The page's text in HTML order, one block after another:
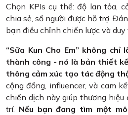
Chọn KPIs cụ thể: độ lan tỏa,
chia sẻ, số người được hỗ trợ.
bạn điều chỉnh chiến lược và duy
“Sữa Kun Cho Em” không chỉ
thành công - nó là bản thiết
thông cảm xúc tạo tác động
cộng đồng, influencer, và cam
chiến dịch này giúp thương
trí. Nếu bạn đang tìm một